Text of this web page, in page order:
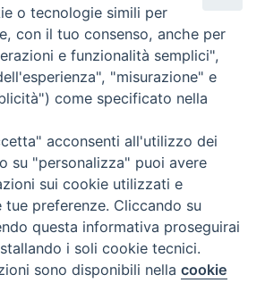
L
i
n
k
d
I
n
W
h
a
t
A
p
p
T
e
l
e
r
a
m
E
m
a
i
P
r
n
Copyright © Facoltà del Triveneto
Padova
Fax: 049 8785144
Preferenze Cookie
o tecnologie simili per
con il tuo consenso, anche per
e funzionalità semplici",
"misurazione" e
come specificato nella
acconsenti all'utilizzo dei
su "personalizza" puoi avere
sui cookie utilizzati e
tue preferenze. Cliccando su
questa informativa proseguirai
i soli cookie tecnici.
sono disponibili nellacookie